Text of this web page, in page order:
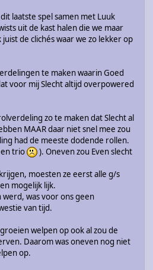
laatste spel samen met Luuk
uit de kast halen die we maar
de clichés waar we zo lekker op
te maken waarin Goed
voor mij Slecht altijd overpowered
zo te maken dat Slecht al
MAAR daar niet snel mee zou
had de meeste dodende rollen.
trio
). Oneven zou Even slecht
moesten ze eerst alle g/s
mogelijk lijk.
was voor ons geen
van tijd.
welpen op ook al zou de
Daarom was oneven nog niet
op.